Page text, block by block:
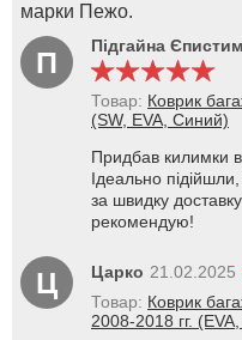
марки Пежо.
П Підгайна
Товар: Коврик
(SW, EVA, Синий)
Придбав килимки
Ідеально
за швидку
рекомендую!
Ц Царко 21.02.2025
Товар: Коврик
2008-2018 гг.